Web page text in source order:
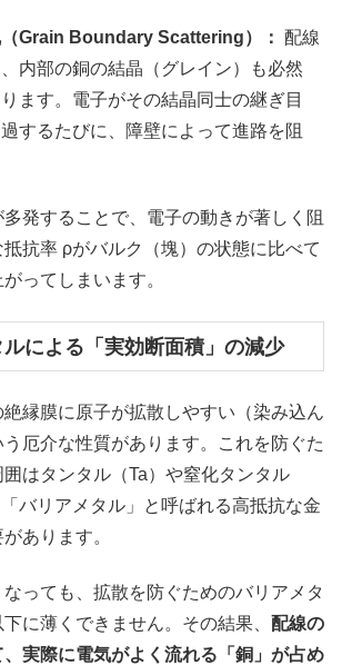
Grain Boundary Scattering）：
配線
内部の銅の結晶（グレイン）も必然
ます。電子がその結晶同士の継ぎ目
過するたびに、障壁によって進路を阻
発することで、電子の動きが著しく阻
抗率 ρがバルク（塊）の状態に比べて
ってしまいます。
による「実効断面積」の減少
縁膜に原子が拡散しやすい（染み込ん
厄介な性質があります。これを防ぐた
はタンタル（Ta）や窒化タンタル
「バリアメタル」と呼ばれる高抵抗な金
あります。
っても、拡散を防ぐためのバリアメタ
に薄くできません。その結果、 配線の
実際に電気がよく流れる「銅」が占め